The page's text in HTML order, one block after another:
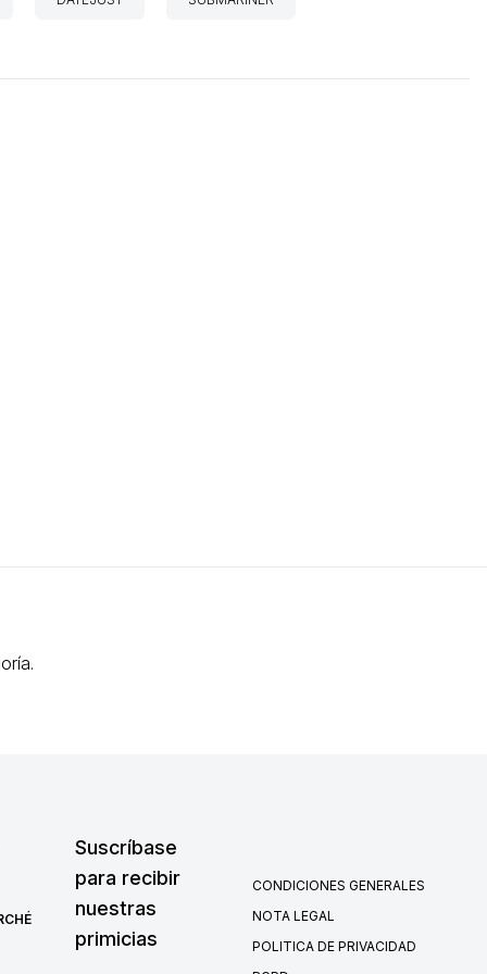
Suscríbase
para recibir
nuestras
primicias
CONDICIONES GENERALES
NOTA LEGAL
POLITICA DE PRIVACIDAD